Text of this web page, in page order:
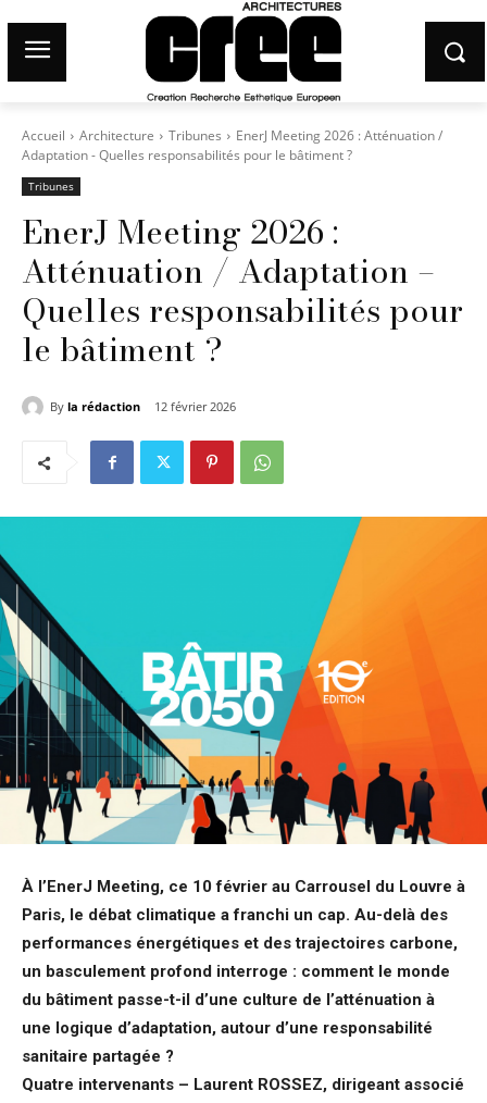
Accueil Architecture Tribunes
EnerJ Meeting 2026 : Atténuation /
Adaptation - Quelles responsabilités pour le bâtiment ?
Tribunes
EnerJ Meeting 2026 :
Atténuation / Adaptation –
Quelles responsabilités pour
le bâtiment ?
By la rédaction 12 février 2026
À l’EnerJ Meeting, ce 10 février au Carrousel du Louvre à
Paris, le débat climatique a franchi un cap. Au-delà des
performances énergétiques et des trajectoires carbone,
un basculement profond interroge : comment le monde
du bâtiment passe-t-il d’une culture de l’atténuation à
une logique d’adaptation, autour d’une responsabilité
sanitaire partagée ?
Quatre intervenants – Laurent ROSSEZ, dirigeant associé